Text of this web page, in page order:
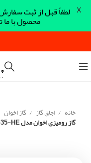
خانه اجاق گاز گاز اخوان
گاز رومیزی اخوان مدل G35-HE
لطفاً قبل از ثبت
محصول با
X